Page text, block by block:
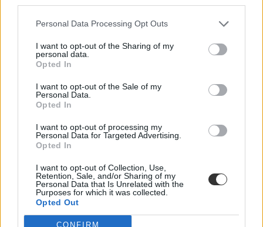
Personal Data Processing Opt Outs
I want to opt-out of the Sharing of my
personal data.
Opted In
I want to opt-out of the Sale of my
Personal Data.
Opted In
I want to opt-out of processing my
Personal Data for Targeted Advertising.
Opted In
I want to opt-out of Collection, Use,
Retention, Sale, and/or Sharing of my
Personal Data that Is Unrelated with the
Purposes for which it was collected.
Opted Out
CONFIRM